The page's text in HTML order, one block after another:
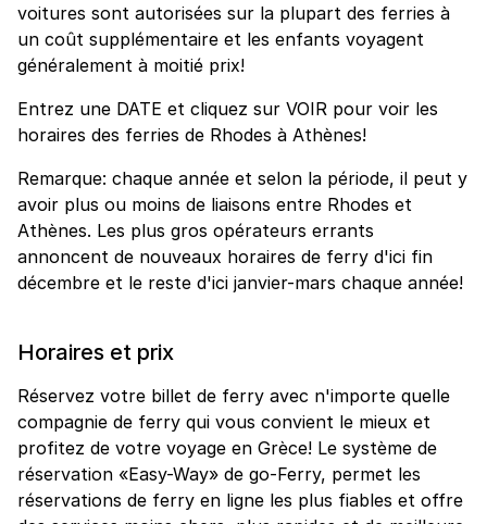
voitures sont autorisées sur la plupart des ferries à
un coût supplémentaire et les enfants voyagent
généralement à moitié prix!
Entrez une DATE et cliquez sur VOIR pour voir les
horaires des ferries de Rhodes à Athènes!
Remarque: chaque année et selon la période, il peut y
avoir plus ou moins de liaisons entre Rhodes et
Athènes. Les plus gros opérateurs errants
annoncent de nouveaux horaires de ferry d'ici fin
décembre et le reste d'ici janvier-mars chaque année!
Horaires et prix
Réservez votre billet de ferry avec n'importe quelle
compagnie de ferry qui vous convient le mieux et
profitez de votre voyage en Grèce! Le système de
réservation «Easy-Way» de go-Ferry, permet les
réservations de ferry en ligne les plus fiables et offre